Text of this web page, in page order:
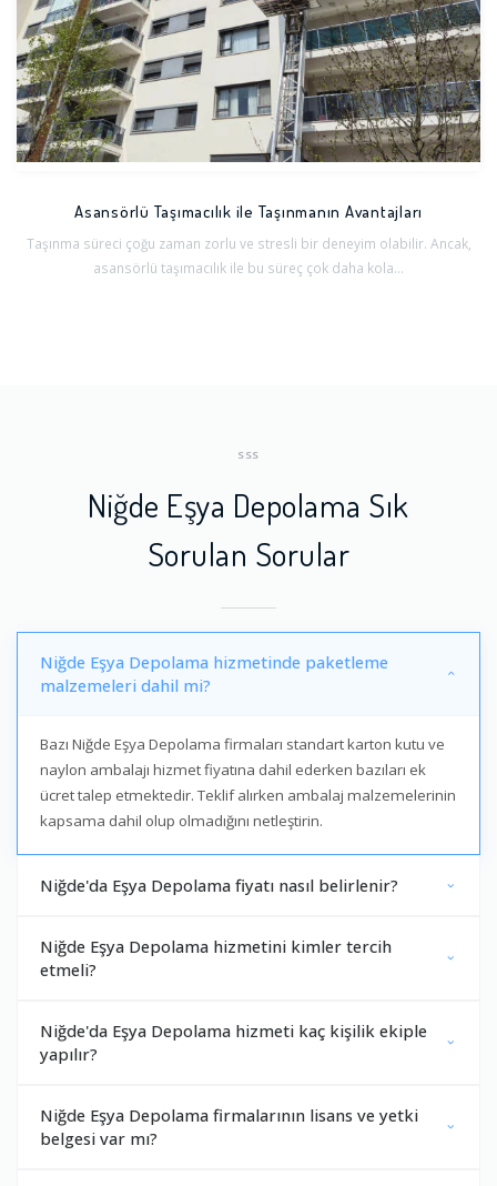
Asansörlü Taşımacılık ile Taşınmanın Avantajları
Taşınma süreci çoğu zaman zorlu ve stresli bir deneyim olabilir. Ancak,
asansörlü taşımacılık ile bu süreç çok daha kola...
SSS
Niğde Eşya Depolama Sık
Sorulan Sorular
Niğde Eşya Depolama hizmetinde paketleme
malzemeleri dahil mi?
Bazı Niğde Eşya Depolama firmaları standart karton kutu ve
naylon ambalajı hizmet fiyatına dahil ederken bazıları ek
ücret talep etmektedir. Teklif alırken ambalaj malzemelerinin
kapsama dahil olup olmadığını netleştirin.
Niğde'da Eşya Depolama fiyatı nasıl belirlenir?
Niğde Eşya Depolama hizmetini kimler tercih
etmeli?
Niğde'da Eşya Depolama hizmeti kaç kişilik ekiple
yapılır?
Niğde Eşya Depolama firmalarının lisans ve yetki
belgesi var mı?